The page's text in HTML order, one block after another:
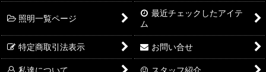
照明一覧ページ
最近チェックしたアイテ
ム
特定商取引法表示 お問い合せ
私達について スタッフ紹介